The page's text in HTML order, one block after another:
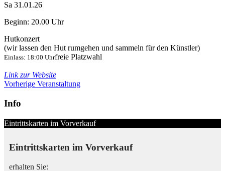
Sa 31.01.26
Beginn: 20.00 Uhr
Hutkonzert
(wir lassen den Hut rumgehen und sammeln für den Künstler)
Einlass: 18:00 Uhrfreie Platzwahl
Link zur Website
Vorherige Veranstaltung
Info
Eintrittskarten im Vorverkauf
Eintrittskarten im Vorverkauf
erhalten Sie: